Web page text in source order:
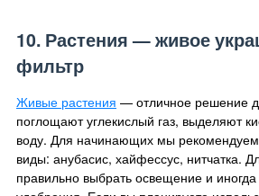
10. Растения — живое
фильтр
Живые растения — отличное решение
поглощают углекислый газ, выделяют
воду. Для начинающих мы
виды: анубасис, хайфессус, нитчатка.
правильно выбрать освещение и иногда